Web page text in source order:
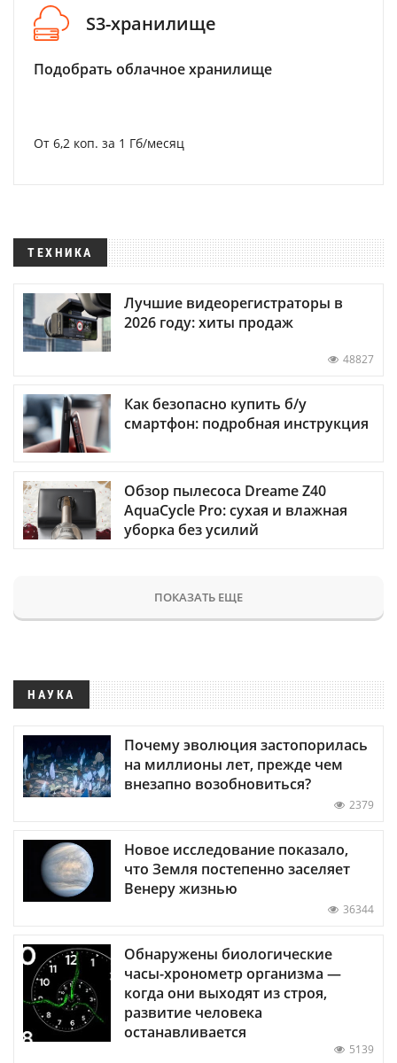
S3-хранилище
Подобрать облачное хранилище
От 6,2 коп. за 1 Гб/месяц
ТЕХНИКА
Лучшие видеорегистраторы в
2026 году: хиты продаж
48827
Как безопасно купить б/у
смартфон: подробная инструкция
Обзор пылесоса Dreame Z40
AquaCycle Pro: сухая и влажная
уборка без усилий
ПОКАЗАТЬ ЕЩЕ
НАУКА
Почему эволюция застопорилась
на миллионы лет, прежде чем
внезапно возобновиться?
2379
Новое исследование показало,
что Земля постепенно заселяет
Венеру жизнью
36344
Обнаружены биологические
часы-хронометр организма —
когда они выходят из строя,
развитие человека
останавливается
5139